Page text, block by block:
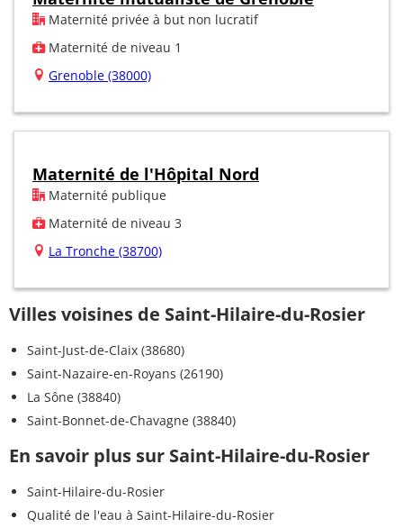
Maternité privée à but non lucratif
Maternité de niveau 1
Grenoble (38000)
Maternité de l'Hôpital Nord
Maternité publique
Maternité de niveau 3
La Tronche (38700)
Villes voisines de Saint-Hilaire-du-Rosier
Saint-Just-de-Claix (38680)
Saint-Nazaire-en-Royans (26190)
La Sône (38840)
Saint-Bonnet-de-Chavagne (38840)
En savoir plus sur Saint-Hilaire-du-Rosier
Saint-Hilaire-du-Rosier
Qualité de l'eau à Saint-Hilaire-du-Rosier